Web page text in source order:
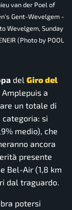
van der Poel of
Gent-Wevelgem -
Wevelgem, Sunday
(Photo by POOL
del Giro del
a
un totale di
categoria: si
medio), che
ancora
presente
Bel-Air (1,8 km
dal traguardo.
potersi